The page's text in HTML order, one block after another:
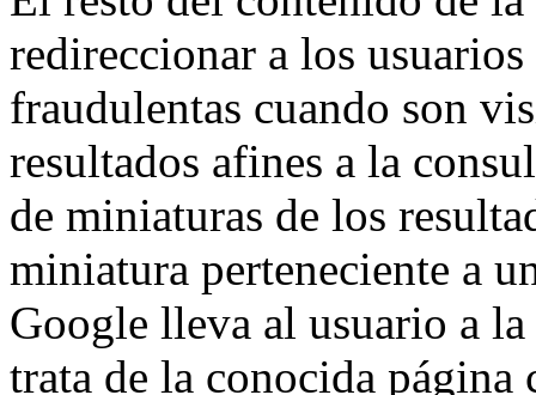
redireccionar a los
fraudulentas cuando son
resultados afines a la
de miniaturas de los
miniatura perteneciente a
Google lleva al usuario a
trata de la conocida